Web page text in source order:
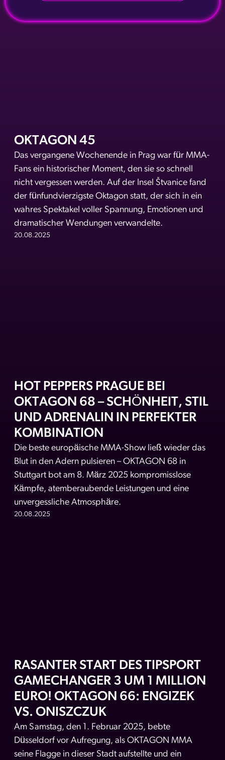
OKTAGON 45
Das vergangene Wochenende in Prag war für MMA-
Fans ein historischer Moment, den sie so schnell
nicht vergessen werden. Auf der Insel Štvanice fand
der fünfundvierzigste Oktagon statt, der sich in ein
wahres Spektakel voller Spannung, Emotionen und
dramatischer Wendungen verwandelte.
20.08.2025
HOT PEPPERS PRAGUE BEI
OKTAGON 68 – SCHÖNHEIT, STIL
UND ADRENALIN IN PERFEKTER
KOMBINATION
Die beste europäische MMA-Show ließ wieder das
Blut in den Adern pulsieren – OKTAGON 68 in
Stuttgart bot am 8. März 2025 kompromisslose
Kämpfe, atemberaubende Leistungen und eine
unvergessliche Atmosphäre.
20.08.2025
RASANTER START DES TIPSPORT
GAMECHANGER 3 UM 1 MILLION
EURO! OKTAGON 66: ENGIZEK
VS. ONISZCZUK
Am Samstag, den 1. Februar 2025, bebte
Düsseldorf vor Aufregung, als OKTAGON MMA
seine Flagge in dieser Stadt aufstellte und ein